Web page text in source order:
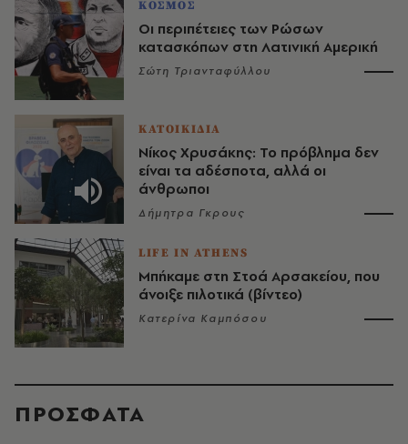
ΚΟΣΜΟΣ
Οι περιπέτειες των Ρώσων
κατασκόπων στη Λατινική Αμερική
Σώτη Τριανταφύλλου
ΚΑΤΟΙΚΙΔΙΑ
Νίκος Χρυσάκης: Το πρόβλημα δεν
είναι τα αδέσποτα, αλλά οι
άνθρωποι
Δήμητρα Γκρους
LIFE IN ATHENS
Μπήκαμε στη Στοά Αρσακείου, που
άνοιξε πιλοτικά (βίντεο)
Κατερίνα Καμπόσου
ΠΡΟΣΦΑΤΑ